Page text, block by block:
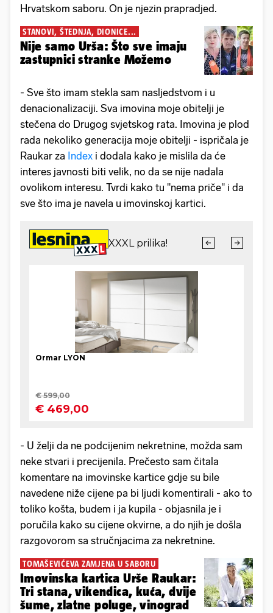
Hrvatskom saboru. On je njezin prapradjed.
STANOVI, ŠTEDNJA, DIONICE...
Nije samo Urša: Što sve imaju
zastupnici stranke Možemo
- Sve što imam stekla sam nasljedstvom i u
denacionalizaciji. Sva imovina moje obitelji je
stečena do Drugog svjetskog rata. Imovina je plod
rada nekoliko generacija moje obitelji - ispričala je
Raukar za Index i dodala kako je mislila da će
interes javnosti biti velik, no da se nije nadala
ovolikom interesu. Tvrdi kako tu "nema priče" i da
sve što ima je navela u imovinskoj kartici.
- U želji da ne podcijenim nekretnine, možda sam
neke stvari i precijenila. Prečesto sam čitala
komentare na imovinske kartice gdje su bile
navedene niže cijene pa bi ljudi komentirali - ako to
toliko košta, budem i ja kupila - objasnila je i
poručila kako su cijene okvirne, a do njih je došla
razgovorom sa stručnjacima za nekretnine.
TOMAŠEVIĆEVA ZAMJENA U SABORU
Imovinska kartica Urše Raukar:
Tri stana, vikendica, kuća, dvije
šume, zlatne poluge, vinograd